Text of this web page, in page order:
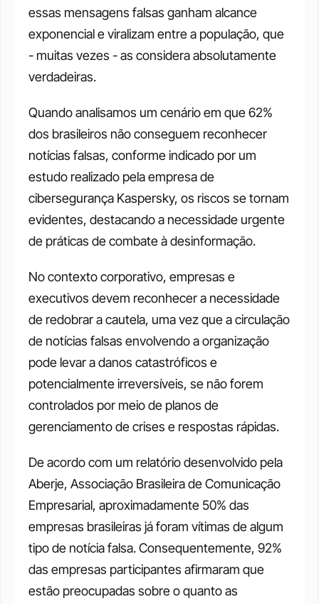
essas mensagens falsas ganham alcance
exponencial e viralizam entre a população, que
- muitas vezes - as considera absolutamente
verdadeiras.
Quando analisamos um cenário em que 62%
dos brasileiros não conseguem reconhecer
notícias falsas, conforme indicado por um
estudo realizado pela empresa de
cibersegurança Kaspersky, os riscos se tornam
evidentes, destacando a necessidade urgente
de práticas de combate à desinformação.
No contexto corporativo, empresas e
executivos devem reconhecer a necessidade
de redobrar a cautela, uma vez que a circulação
de notícias falsas envolvendo a organização
pode levar a danos catastróficos e
potencialmente irreversíveis, se não forem
controlados por meio de planos de
gerenciamento de crises e respostas rápidas.
De acordo com um relatório desenvolvido pela
Aberje, Associação Brasileira de Comunicação
Empresarial, aproximadamente 50% das
empresas brasileiras já foram vítimas de algum
tipo de notícia falsa. Consequentemente, 92%
das empresas participantes afirmaram que
estão preocupadas sobre o quanto as